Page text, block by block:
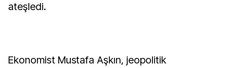
ateşledi.
Ekonomist Mustafa Aşkın, jeopolitik